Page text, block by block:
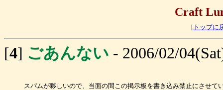
Craft
[ トップに
[4] ごあんない - 2006/02/
スパムが夥しいので、当面の間この掲示板を書き込み禁止にさせて